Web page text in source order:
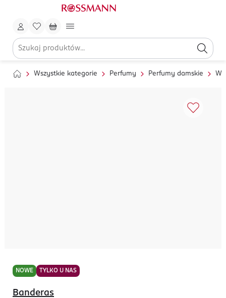
Wszystkie kategorie Perfumy Perfumy damskie
NOWE TYLKO U NAS
Banderas